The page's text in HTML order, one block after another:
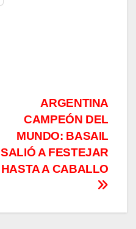
ARGENTINA
CAMPEÓN DEL
MUNDO: BASAIL
SALIÓ A FESTEJAR
HASTA A CABALLO